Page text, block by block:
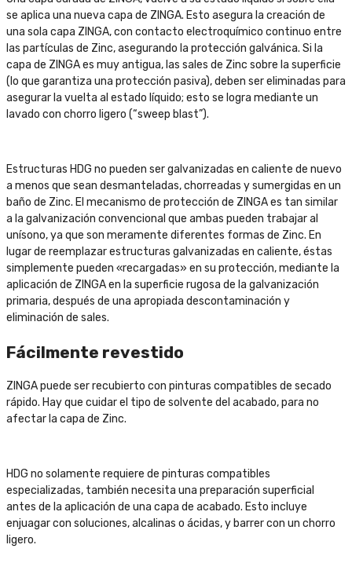
se aplica una nueva capa de ZINGA. Esto asegura la creación de
una sola capa ZINGA, con contacto electroquímico continuo entre
las partículas de Zinc, asegurando la protección galvánica. Si la
capa de ZINGA es muy antigua, las sales de Zinc sobre la superficie
(lo que garantiza una protección pasiva), deben ser eliminadas para
asegurar la vuelta al estado líquido; esto se logra mediante un
lavado con chorro ligero (“sweep blast”).
Estructuras HDG no pueden ser galvanizadas en caliente de nuevo
a menos que sean desmanteladas, chorreadas y sumergidas en un
baño de Zinc. El mecanismo de protección de ZINGA es tan similar
a la galvanización convencional que ambas pueden trabajar al
unísono, ya que son meramente diferentes formas de Zinc. En
lugar de reemplazar estructuras galvanizadas en caliente, éstas
simplemente pueden «recargadas» en su protección, mediante la
aplicación de ZINGA en la superficie rugosa de la galvanización
primaria, después de una apropiada descontaminación y
eliminación de sales.
Fácilmente revestido
ZINGA puede ser recubierto con pinturas compatibles de secado
rápido. Hay que cuidar el tipo de solvente del acabado, para no
afectar la capa de Zinc.
HDG no solamente requiere de pinturas compatibles
especializadas, también necesita una preparación superficial
antes de la aplicación de una capa de acabado. Esto incluye
enjuagar con soluciones, alcalinas o ácidas, y barrer con un chorro
ligero.